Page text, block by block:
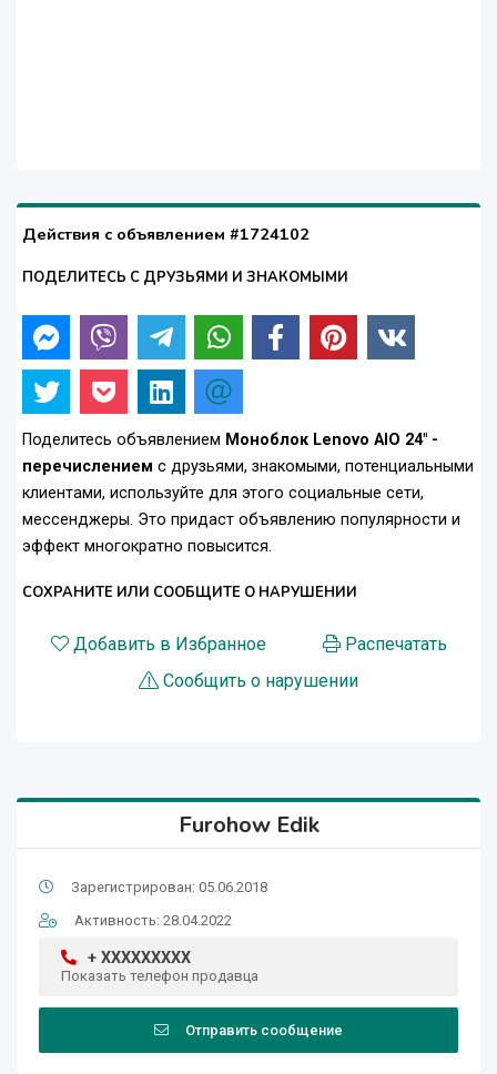
Действия с объявлением #1724102
ПОДЕЛИТЕСЬ С ДРУЗЬЯМИ И ЗНАКОМЫМИ
Поделитесь объявлением Моноблок Lenovo AIO 24" -
перечислением с друзьями, знакомыми, потенциальными
клиентами, используйте для этого социальные сети,
мессенджеры. Это придаст объявлению популярности и
эффект многократно повысится.
СОХРАНИТЕ ИЛИ СООБЩИТЕ О НАРУШЕНИИ
Добавить в Избранное
Распечатать
Сообщить о нарушении
Furohow Edik
Зарегистрирован: 05.06.2018
Активность: 28.04.2022
+ XXXXXXXXX
Показать телефон продавца
Отправить сообщение